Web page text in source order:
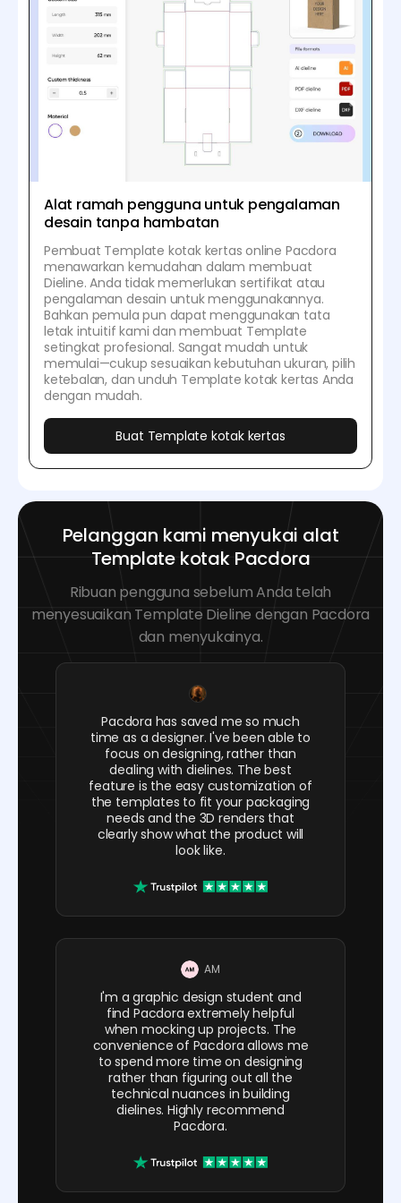
Alat ramah pengguna untuk pengalaman
desain tanpa hambatan
Pembuat Template kotak kertas online Pacdora
menawarkan kemudahan dalam membuat
Dieline. Anda tidak memerlukan sertifikat atau
pengalaman desain untuk menggunakannya.
Bahkan pemula pun dapat menggunakan tata
letak intuitif kami dan membuat Template
setingkat profesional. Sangat mudah untuk
memulai—cukup sesuaikan kebutuhan ukuran, pilih
ketebalan, dan unduh Template kotak kertas Anda
dengan mudah.
Buat Template kotak kertas
Pelanggan kami menyukai alat
Template kotak Pacdora
Ribuan pengguna sebelum Anda telah
menyesuaikan Template Dieline dengan Pacdora
dan menyukainya.
Pacdora has saved me so much
time as a designer. I've been able to
focus on designing, rather than
dealing with dielines. The best
feature is the easy customization of
the templates to fit your packaging
needs and the 3D renders that
clearly show what the product will
look like.
AM
I'm a graphic design student and
find Pacdora extremely helpful
when mocking up projects. The
convenience of Pacdora allows me
to spend more time on designing
rather than figuring out all the
technical nuances in building
dielines. Highly recommend
Pacdora.